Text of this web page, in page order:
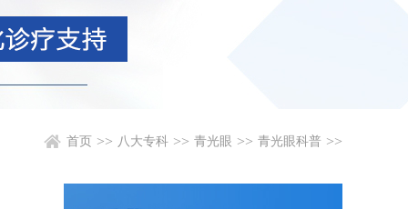
首页 >> 八大专科 >> 青光眼 >> 青光眼科普 >>